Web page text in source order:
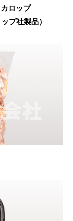
ロップ
プ社製品）